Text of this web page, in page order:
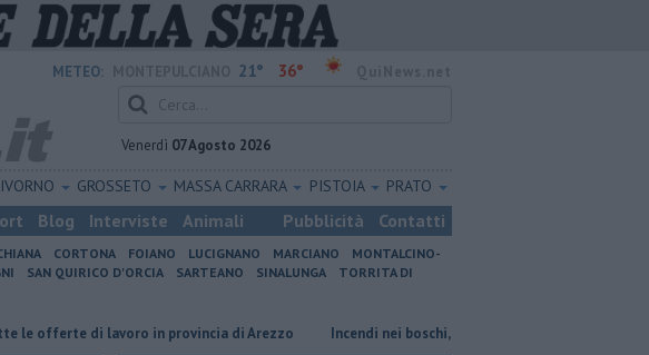
METEO: 21° 36°
Venerdì 07 Agosto 2026
GROSSETO MASSA CARRARA PISTOIA PRATO
Blog Interviste Animali Pubblicità Contatti
CORTONA FOIANO LUCIGNANO MARCIANO
MONTALCINO-
SAN QUIRICO D'ORCIA SARTEANO SINALUNGA
TORRITA DI
di lavoro in provincia di Arezzo Incendi nei boschi, un'altra giornata di fuoco